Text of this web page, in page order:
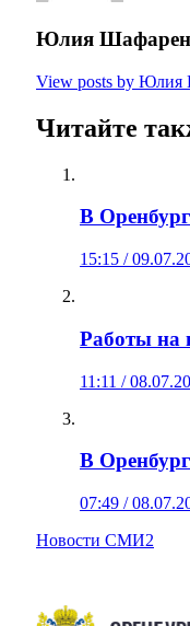
Юлия
View posts by Юлия
Читайте
В
15:15 /
Работы на
11:11 /
В
07:49 /
Новости СМИ2